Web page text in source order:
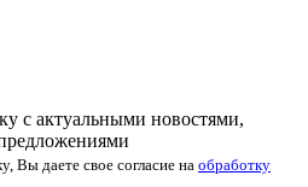
с актуальными новостями,
Вы даете свое согласие на обработку